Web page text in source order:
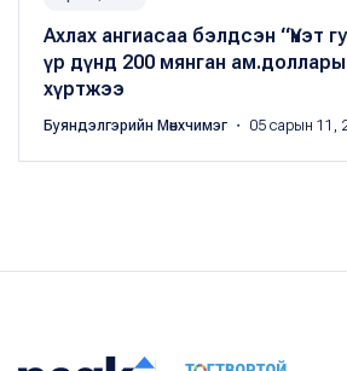
Ахлах ангиасаа бэлдсэн “Үнэт
үр дүнд 200 мянган
хүртжээ
Буяндэлгэрийн Мөнхчимэг ・ 05 сарын 11,